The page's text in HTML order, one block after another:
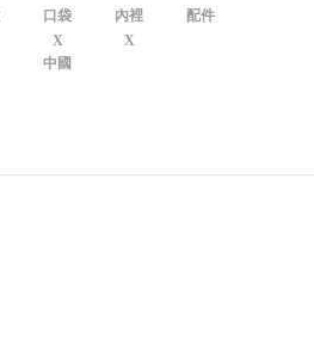
口袋 內裡
配件
X
X
中國